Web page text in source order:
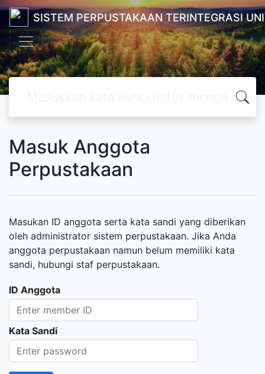
SISTEM PERPUSTAKAAN TERINTEGRASI
Masuk Anggota
Perpustakaan
Masukan ID anggota serta kata sandi yang diberikan
oleh administrator sistem perpustakaan. Jika Anda
anggota perpustakaan namun belum memiliki kata
sandi, hubungi staf perpustakaan.
ID Anggota
Kata Sandi